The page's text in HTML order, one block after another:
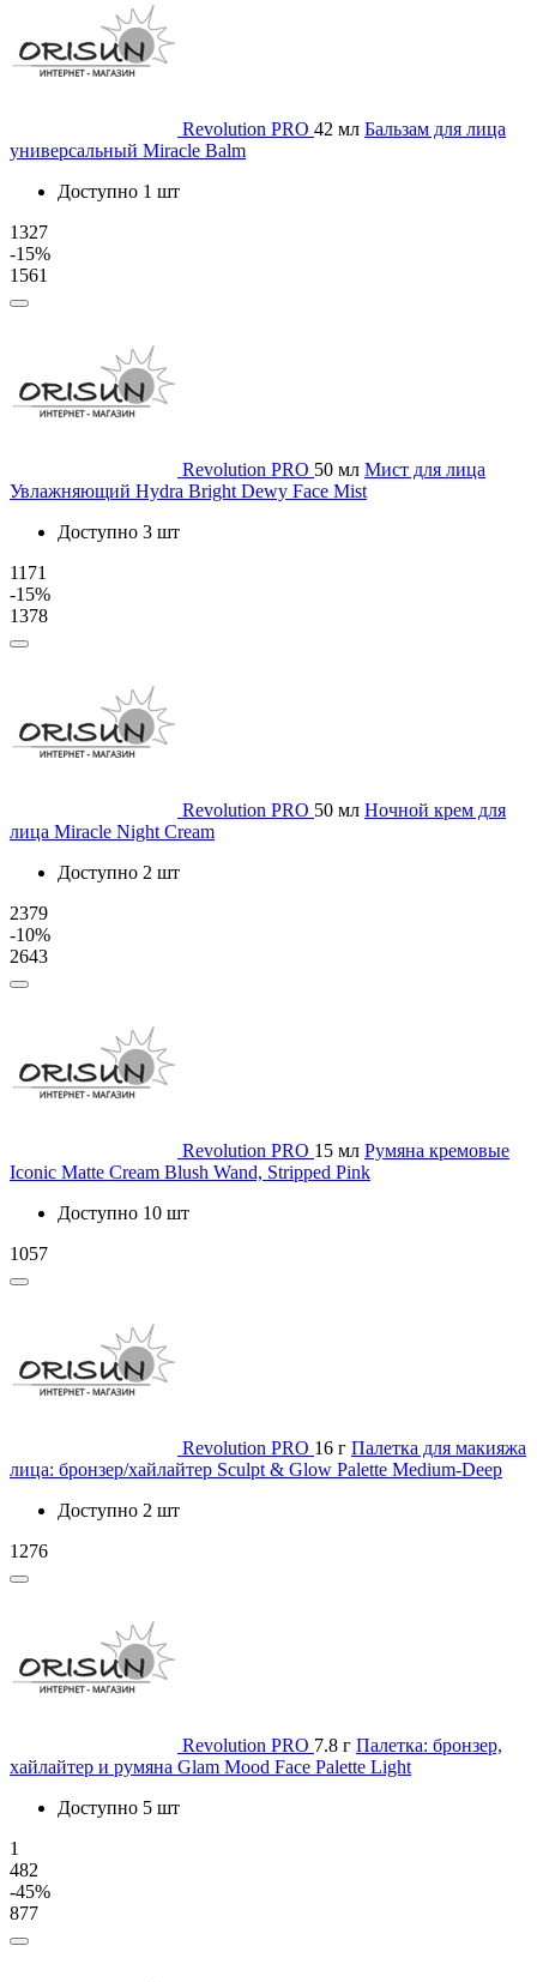
Revolution PRO 42 мл Бальзам для лица
универсальный Miracle Balm
Доступно 1 шт
1327
-15%
1561
Revolution PRO 50 мл Мист для лица
Увлажняющий Hydra Bright Dewy Face Mist
Доступно 3 шт
1171
-15%
1378
Revolution PRO 50 мл Ночной крем для
лица Miracle Night Cream
Доступно 2 шт
2379
-10%
2643
Revolution PRO 15 мл Румяна кремовые
Iconic Matte Cream Blush Wand, Stripped Pink
Доступно 10 шт
1057
Revolution PRO 16 г Палетка для макияжа
лица: бронзер/хайлайтер Sculpt & Glow Palette Medium-Deep
Доступно 2 шт
1276
Revolution PRO 7.8 г Палетка: бронзер,
хайлайтер и румяна Glam Mood Face Palette Light
Доступно 5 шт
1
482
-45%
877